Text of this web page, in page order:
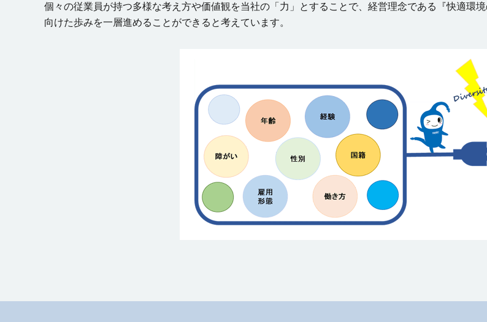
個々の従業員が持つ多様な考え方や価値観を当社の「力」とすることで、経営理念である『快適環
向けた歩みを一層進めることができると考えています。